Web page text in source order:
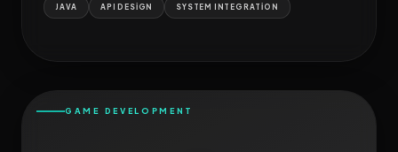
JAVA API DESIGN SYSTEM INTEGRATION
GAME DEVELOPMENT